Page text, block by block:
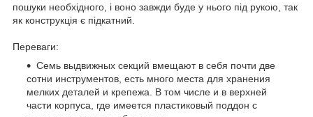
пошуки необхідного, і воно завжди буде у нього під рукою, так
як конструкція є підкатний.
Переваги:
Семь выдвижных секций вмещают в себя почти две
сотни инструментов, есть много места для хранения
мелких деталей и крепежа. В том числе и в верхней
части корпуса, где имеется пластиковый поддон с